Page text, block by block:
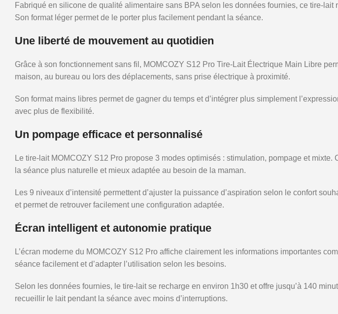
Fabriqué en silicone de qualité alimentaire sans BPA selon les données fournies, ce tire-
Son format léger permet de le porter plus facilement pendant la séance.
Une liberté de mouvement au quotidien
Grâce à son fonctionnement sans fil, MOMCOZY S12 Pro Tire-Lait Électrique Main Libre
maison, au bureau ou lors des déplacements, sans prise électrique à proximité.
Son format mains libres permet de gagner du temps et d’intégrer plus simplement
avec plus de flexibilité.
Un pompage efficace et personnalisé
Le tire-lait MOMCOZY S12 Pro propose 3 modes optimisés : stimulation, pompage et
la séance plus naturelle et mieux adaptée au besoin de la maman.
Les 9 niveaux d’intensité permettent d’ajuster la puissance d’aspiration selon le confort
et permet de retrouver facilement une configuration adaptée.
Écran intelligent et autonomie pratique
L’écran moderne du MOMCOZY S12 Pro affiche clairement les informations importantes
séance facilement et d’adapter l’utilisation selon les besoins.
Selon les données fournies, le tire-lait se recharge en environ 1h30 et offre jusqu’à 140
recueillir le lait pendant la séance avec moins d’interruptions.